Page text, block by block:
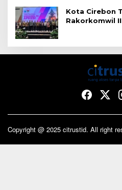
Kota Cirebon
Rakorkomwil
Copyright @ 2025 citrustid. All right